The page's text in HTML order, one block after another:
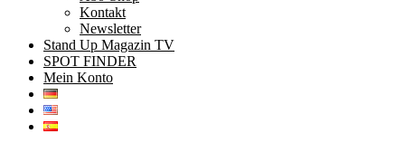
Kontakt
Newsletter
Stand Up Magazin TV
SPOT FINDER
Mein Konto